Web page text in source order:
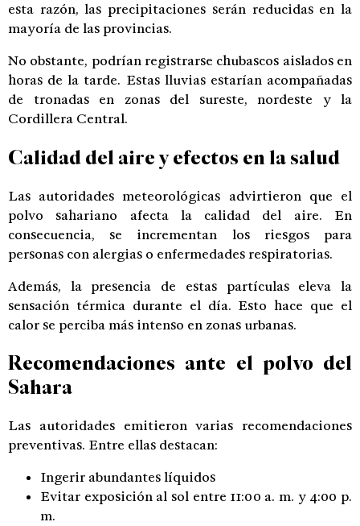
esta razón, las precipitaciones serán reducidas en la
mayoría de las provincias.
No obstante, podrían registrarse chubascos aislados en
horas de la tarde. Estas lluvias estarían acompañadas
de tronadas en zonas del sureste, nordeste y la
Cordillera Central.
Calidad del aire y efectos en la salud
Las autoridades meteorológicas advirtieron que el
polvo sahariano afecta la calidad del aire. En
consecuencia, se incrementan los riesgos para
personas con alergias o enfermedades respiratorias.
Además, la presencia de estas partículas eleva la
sensación térmica durante el día. Esto hace que el
calor se perciba más intenso en zonas urbanas.
Recomendaciones ante el polvo del
Sahara
Las autoridades emitieron varias recomendaciones
preventivas. Entre ellas destacan:
Ingerir abundantes líquidos
Evitar exposición al sol entre 11:00 a. m. y 4:00 p.
m.